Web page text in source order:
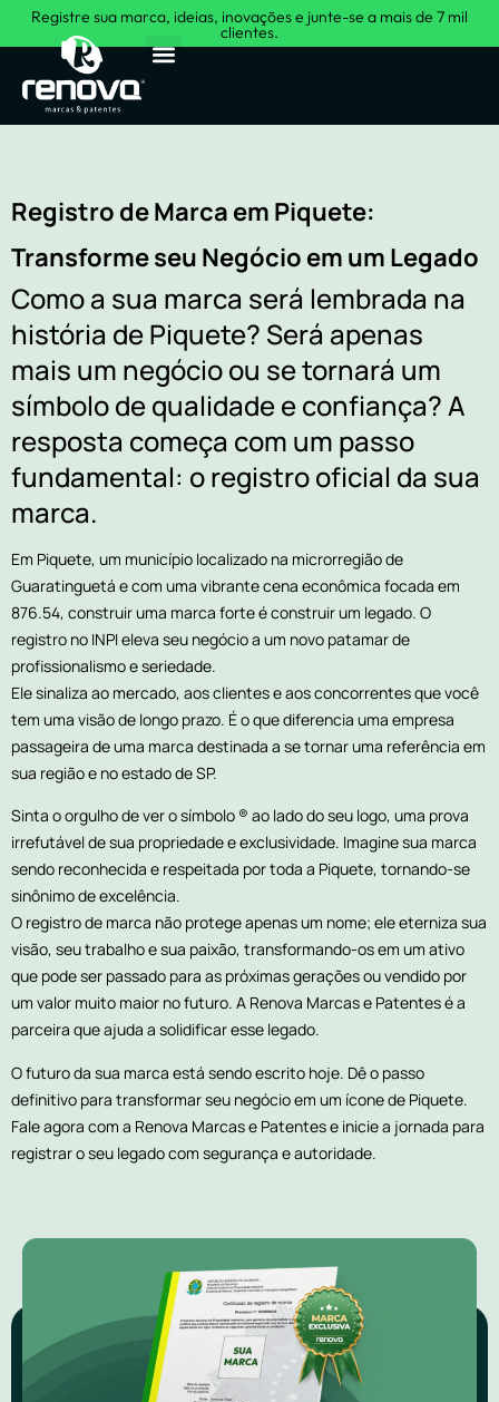
Registre sua marca, ideias, inovações e junte-se a mais de 7 mil
clientes.
Registro de Marca em Piquete:
Transforme seu Negócio em um Legado
Como a sua marca será lembrada na
história de Piquete? Será apenas
mais um negócio ou se tornará um
símbolo de qualidade e confiança? A
resposta começa com um passo
fundamental: o registro oficial da sua
marca.
Em Piquete, um município localizado na microrregião de
Guaratinguetá e com uma vibrante cena econômica focada em
876.54, construir uma marca forte é construir um legado. O
registro no INPI eleva seu negócio a um novo patamar de
profissionalismo e seriedade.
Ele sinaliza ao mercado, aos clientes e aos concorrentes que você
tem uma visão de longo prazo. É o que diferencia uma empresa
passageira de uma marca destinada a se tornar uma referência em
sua região e no estado de SP.
Sinta o orgulho de ver o símbolo ® ao lado do seu logo, uma prova
irrefutável de sua propriedade e exclusividade. Imagine sua marca
sendo reconhecida e respeitada por toda a Piquete, tornando-se
sinônimo de excelência.
O registro de marca não protege apenas um nome; ele eterniza sua
visão, seu trabalho e sua paixão, transformando-os em um ativo
que pode ser passado para as próximas gerações ou vendido por
um valor muito maior no futuro. A Renova Marcas e Patentes é a
parceira que ajuda a solidificar esse legado.
O futuro da sua marca está sendo escrito hoje. Dê o passo
definitivo para transformar seu negócio em um ícone de Piquete.
Fale agora com a Renova Marcas e Patentes e inicie a jornada para
registrar o seu legado com segurança e autoridade.